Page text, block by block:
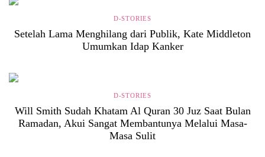
D-STORIES
Setelah Lama Menghilang dari Publik, Kate Middleton
Umumkan Idap Kanker
D-STORIES
Will Smith Sudah Khatam Al Quran 30 Juz Saat Bulan
Ramadan, Akui Sangat Membantunya Melalui Masa-
Masa Sulit